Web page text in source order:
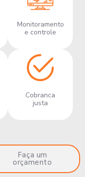
Monitoramento
e controle
Cobranca
justa
Faça um
orçamento